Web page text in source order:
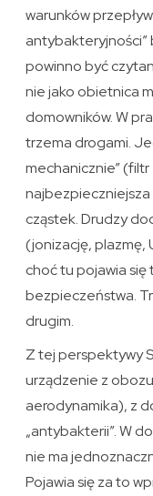
warunków
antybakteryjności”
powinno być
nie jako obietnica
domowników. W
trzema drogami.
mechanicznie”
cząstek. Drudzy
(jonizację, plazmę,
choć tu pojawia
bezpieczeństwa.
drugim.
Z tej perspektywy
urządzenie z
aerodynamika), z
„antybakterii”. W
nie ma
Pojawia się za to